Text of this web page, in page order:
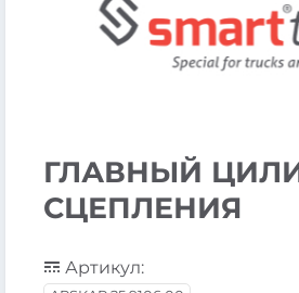
ГЛАВНЫЙ
СЦЕПЛЕНИЯ
Артикул: